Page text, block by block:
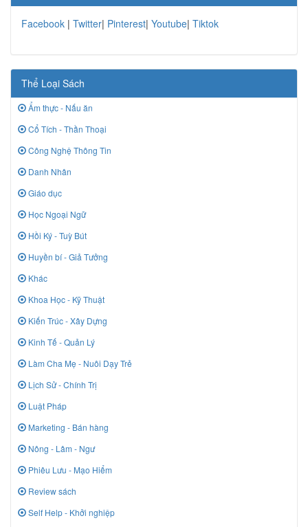
Facebook | Twitter| Pinterest| Youtube| Tiktok
Thể Loại Sách
Ẩm thực - Nấu ăn
Cổ Tích - Thần Thoại
Công Nghệ Thông Tin
Danh Nhân
Giáo dục
Học Ngoại Ngữ
Hồi Ký - Tuỳ Bút
Huyền bí - Giả Tưởng
Khác
Khoa Học - Kỹ Thuật
Kiến Trúc - Xây Dựng
Kinh Tế - Quản Lý
Làm Cha Mẹ - Nuôi Dạy Trẻ
Lịch Sử - Chính Trị
Luật Pháp
Marketing - Bán hàng
Nông - Lâm - Ngư
Phiêu Lưu - Mạo Hiểm
Review sách
Self Help - Khởi nghiệp